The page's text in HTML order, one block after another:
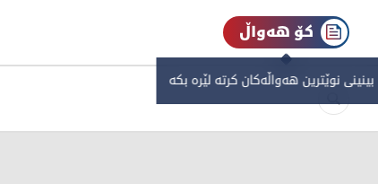
کۆ هەواڵ
نوێترین هەواڵەکان کرتە لێرە بکە